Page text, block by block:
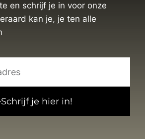
en schrijf je in voor onze
kan je, je ten alle
Schrijf je hier in!